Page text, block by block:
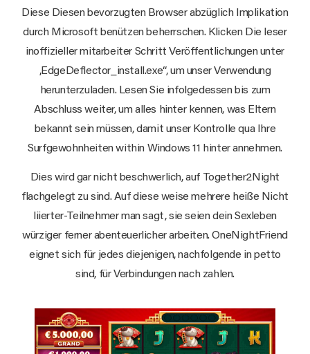
Diese Diesen bevorzugten Browser abzüglich Implikation
durch Microsoft benützen beherrschen. Klicken Die leser
inoffizieller mitarbeiter Schritt Veröffentlichungen unter
‚EdgeDeflector_install.exe“, um unser Verwendung
herunterzuladen. Lesen Sie infolgedessen bis zum
Abschluss weiter, um alles hinter kennen, was Eltern
bekannt sein müssen, damit unser Kontrolle qua Ihre
Surfgewohnheiten within Windows 11 hinter annehmen.
Dies wird gar nicht beschwerlich, auf Together2Night
flachgelegt zu sind. Auf diese weise mehrere heiße Nicht
liierter-Teilnehmer man sagt, sie seien dein Sexleben
würziger ferner abenteuerlicher arbeiten. OneNightFriend
eignet sich für jedes diejenigen, nachfolgende in petto
sind, für Verbindungen nach zahlen.